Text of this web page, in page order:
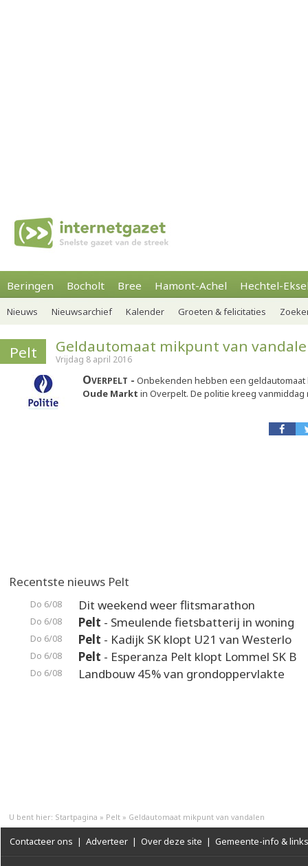
Beringen Bocholt Bree Hamont-Achel Hechtel-
Nieuws Nieuwsarchief Kalender Groeten & felicitaties
Pelt Geldautomaat mikpunt van
Vrijdag 8 april 2016
Overpelt
Onbekenden hebben een
Oude Markt in Overpelt. De politie kreeg
Recentste nieuws Pelt
Do 6/08 Dit weekend weer flitsmarathon
Do 6/08 Pelt - Smeulende fietsbatterij in woning
Do 6/08 Pelt - Kadijk SK klopt U21 van Westerlo
Do 6/08 Pelt - Esperanza Pelt klopt Lommel SK B
Do 6/08 Landbouw 45% van grondoppervlakte
U bent hier: Startpagina » Pelt » Geldautomaat mikpunt van vandalen
Contacteer ons | Adverteer | Over deze site | Gemeente-info & links